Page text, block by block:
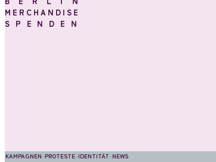
MERCHANDISE
SPENDEN
KAMPAGNEN–PROTESTE–IDENTITÄT–NEWS